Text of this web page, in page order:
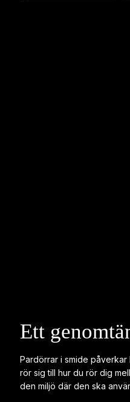
Ett
Pardörrar i smide påverkar
rör sig till hur du rör dig
den miljö där den ska